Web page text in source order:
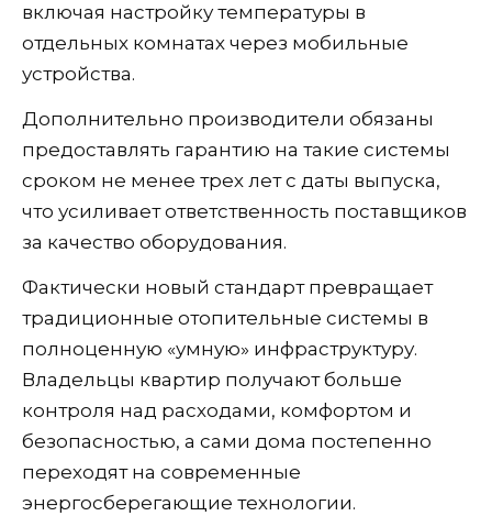
включая настройку температуры в
отдельных комнатах через мобильные
устройства.
Дополнительно производители обязаны
предоставлять гарантию на такие системы
сроком не менее трех лет с даты выпуска,
что усиливает ответственность поставщиков
за качество оборудования.
Фактически новый стандарт превращает
традиционные отопительные системы в
полноценную «умную» инфраструктуру.
Владельцы квартир получают больше
контроля над расходами, комфортом и
безопасностью, а сами дома постепенно
переходят на современные
энергосберегающие технологии.